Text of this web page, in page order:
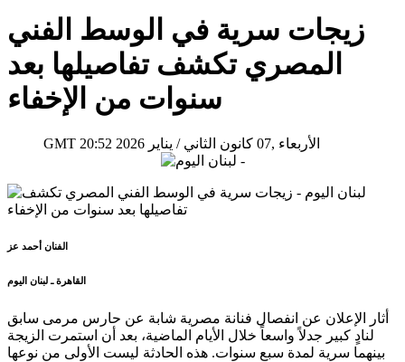
زيجات سرية في الوسط الفني
المصري تكشف تفاصيلها بعد
سنوات من الإخفاء
GMT 20:52 2026 الأربعاء ,07 كانون الثاني / يناير
الفنان أحمد عز
القاهرة ـ لبنان اليوم
أثار الإعلان عن انفصال فنانة مصرية شابة عن حارس مرمى سابق
لنادٍ كبير جدلاً واسعاً خلال الأيام الماضية، بعد أن استمرت الزيجة
بينهما سرية لمدة سبع سنوات. هذه الحادثة ليست الأولى من نوعها